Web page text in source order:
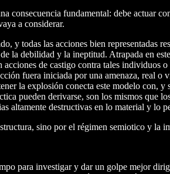
consecuencia fundamental: debe actuar
a considerar.
y todas las acciones bien representadas
la debilidad y la ineptitud. Atrapada en
de castigo contra tales individuos
fuera iniciada por una amenaza, real
la explosión conecta este modelo con,
pueden derivarse, son los mismos que
altamente destructivas en lo material y lo
sino por el régimen semiotico y la
para investigar y dar un golpe mejor